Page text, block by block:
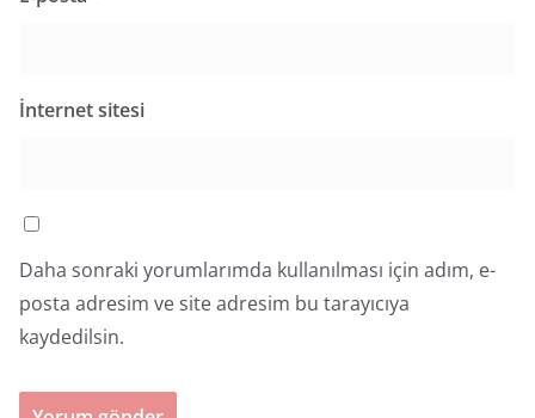
İnternet sitesi
Daha sonraki yorumlarımda kullanılması için adım, e-
posta adresim ve site adresim bu tarayıcıya
kaydedilsin.